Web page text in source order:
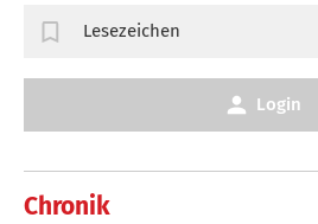
Chronik
Lesezeichen
Login